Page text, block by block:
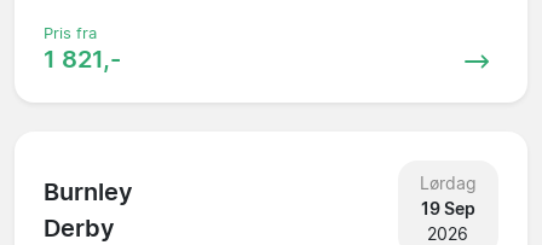
Pris fra
1 821,-
Burnley
Derby
Lørdag
19 Sep
2026